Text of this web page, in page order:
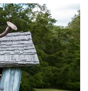
ಕ್ಲಿಕ್
ಉತ್ತರ